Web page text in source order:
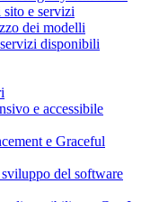
e servizi
dei modelli
disponibili
e accessibile
e Graceful
del software